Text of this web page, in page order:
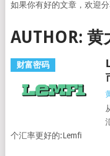
如果你有好的文章，欢迎
AUTHOR: 黄
财富密码
个汇率更好的:Lemfi